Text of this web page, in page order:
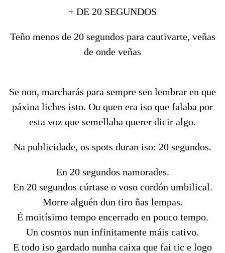
+ DE 20 SEGUNDOS
Teño menos de 20 segundos para cautivarte, veñas
de onde veñas
Se non, marcharás para sempre sen lembrar en que
páxina liches isto. Ou quen era iso que falaba por
esta voz que semellaba querer dicir algo.
Na publicidade, os spots duran iso: 20 segundos.
En 20 segundos namorades.
En 20 segundos cúrtase o voso cordón umbilical.
Morre alguén dun tiro ñas lempas.
É moitísimo tempo encerrado en pouco tempo.
Un cosmos nun infinitamente máis cativo.
E todo iso gardado nunha caixa que fai tic e logo